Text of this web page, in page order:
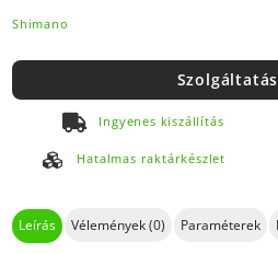
Shimano
Ingyenes kiszállítás
Hatalmas raktárkészlet
Leírás Vélemények (0) Paraméterek